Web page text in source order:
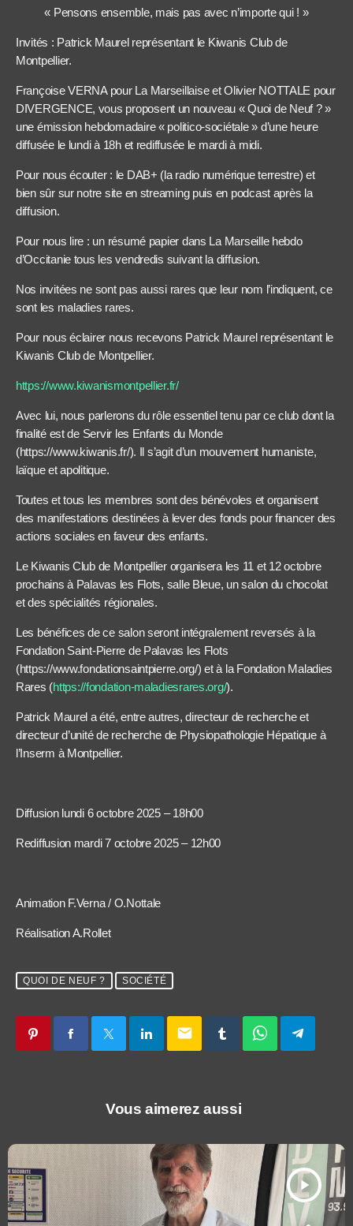
« Pensons ensemble, mais pas avec n’importe qui ! »
Invités : Patrick Maurel représentant le Kiwanis Club de
Montpellier.
Françoise VERNA pour La Marseillaise et Olivier NOTTALE pour
DIVERGENCE, vous proposent un nouveau « Quoi de Neuf ? »
une émission hebdomadaire « politico-sociétale » d’une heure
diffusée le lundi à 18h et rediffusée le mardi à midi.
Pour nous écouter : le DAB+ (la radio numérique terrestre) et
bien sûr sur notre site en streaming puis en podcast après la
diffusion.
Pour nous lire : un résumé papier dans La Marseille hebdo
d’Occitanie tous les vendredis suivant la diffusion.
Nos invitées ne sont pas aussi rares que leur nom l’indiquent, ce
sont les maladies rares.
Pour nous éclairer nous recevons Patrick Maurel représentant le
Kiwanis Club de Montpellier.
https://www.kiwanismontpellier.fr/
Avec lui, nous parlerons du rôle essentiel tenu par ce club dont la
finalité est de Servir les Enfants du Monde
(https://www.kiwanis.fr/). Il s’agit d’un mouvement humaniste,
laïque et apolitique.
Toutes et tous les membres sont des bénévoles et organisent
des manifestations destinées à lever des fonds pour financer des
actions sociales en faveur des enfants.
Le Kiwanis Club de Montpellier organisera les 11 et 12 octobre
prochains à Palavas les Flots, salle Bleue, un salon du chocolat
et des spécialités régionales.
Les bénéfices de ce salon seront intégralement reversés à la
Fondation Saint-Pierre de Palavas les Flots
(https://www.fondationsaintpierre.org/) et à la Fondation Maladies
Rares (https://fondation-maladiesrares.org/).
Patrick Maurel a été, entre autres, directeur de recherche et
directeur d’unité de recherche de Physiopathologie Hépatique à
l’Inserm à Montpellier.
Diffusion lundi 6 octobre 2025 – 18h00
Rediffusion mardi 7 octobre 2025 – 12h00
Animation F.Verna / O.Nottale
Réalisation A.Rollet
QUOI DE NEUF ? SOCIÉTÉ
email
Vous aimerez aussi
play_arrow